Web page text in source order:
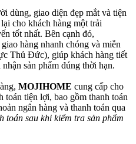
dùng, giao diện đẹp mắt và tiện
cho khách hàng một trải
tốt nhất. Bên cạnh đó,
hàng nhanh chóng và miễn
Thủ Đức), giúp khách hàng tiết
sản phẩm đúng thời hạn.
MOJIHOME cung cấp cho
toán tiện lợi, bao gồm thanh toán
ngân hàng và thanh toán qua
toán sau khi kiểm tra sản phẩm